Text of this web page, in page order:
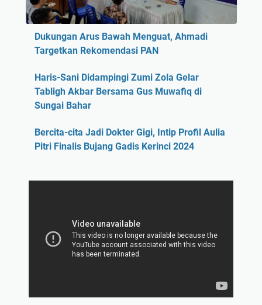
Dukungan Arus Bawah Menguat, Ahmadi
Targetkan Rekomendasi PAN
Haris-Sani Didampingi Zumi Zola Gelar
Tabligh Akbar Bersama Gus Muwafiq di
Sungai Bahar
Bercita-cita Jadi Dokter Gigi, Intip Profil Aulia
Pitri Finalis Bujang Gadis Kerinci 2024